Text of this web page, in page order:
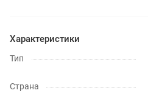
Характеристики
Тип
Страна